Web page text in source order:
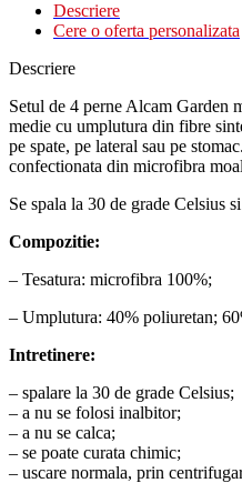
Descriere
Cere o oferta personalizata
Descriere
Setul de 4 perne Alcam Garden
medie cu umplutura din fibre
pe spate, pe lateral sau pe
confectionata din microfibra
Se spala la 30 de grade Celsius
Compozitie:
– Tesatura: microfibra 100%;
– Umplutura: 40% poliuretan;
Intretinere:
– spalare la 30 de grade Celsius;
– a nu se folosi inalbitor;
– a nu se calca;
– se poate curata chimic;
– uscare normala, prin